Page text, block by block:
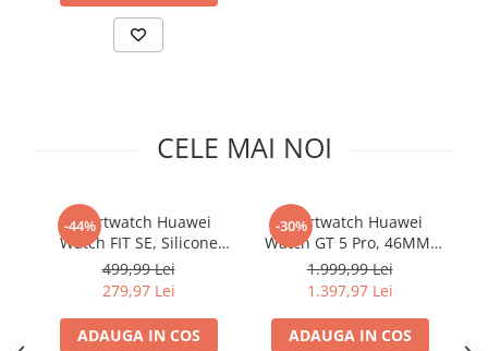
Accesorii auto interioare
Aspiratoare Auto
Casa, Gradina & Bricolaj
Accesorii prize si intrerupatoare
Becuri
Clesti si Patenti
Covorase Baie
CELE MAI NOI
-44%
Smartwatch Huawei
Watch FIT SE, Silicone
Strap, Starry Black
499,99 Lei
279,97 Lei
ADAUGA IN COS
-30%
Smartwatch Huawei
Watch GT 5 Pro, 46MM,
Tarnish Titanium Case,
Black Fluoroelastomer
Strap
1.999,99 Lei
1.397,97 Lei
ADAUGA IN COS